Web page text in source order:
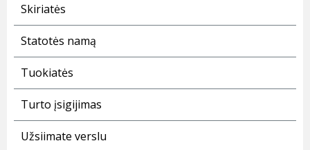
Skiriatės
Statotės namą
Tuokiatės
Turto įsigijimas
Užsiimate verslu